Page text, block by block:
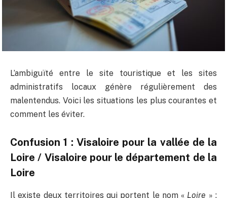
L’ambiguïté entre le site touristique et les sites
administratifs locaux génère régulièrement des
malentendus. Voici les situations les plus courantes et
comment les éviter.
Confusion 1 : Visaloire pour la vallée de la
Loire / Visaloire pour le département de la
Loire
Il existe deux territoires qui portent le nom « Loire » :